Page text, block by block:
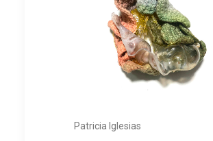
Patricia Iglesias